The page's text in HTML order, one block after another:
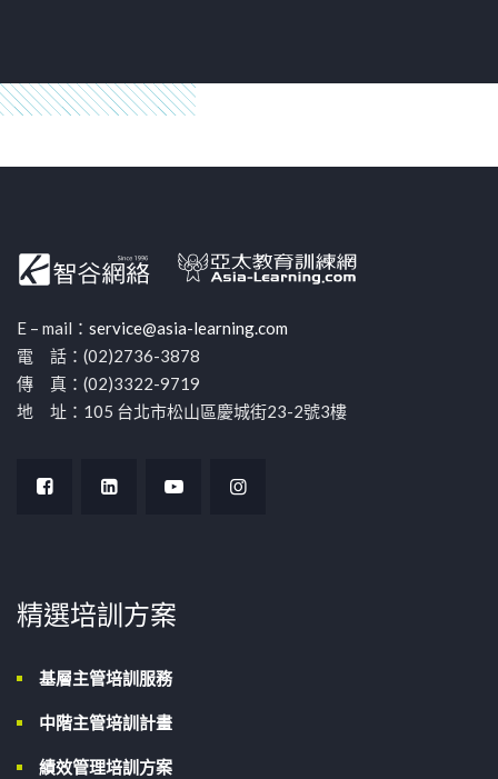
E – mail： service@asia-learning.com
電 話：(02)2736-3878
傳 真：(02)3322-9719
地 址：105 台北市松山區慶城街23-2號3樓
精選培訓方案
基層主管培訓服務
中階主管培訓計畫
績效管理培訓方案